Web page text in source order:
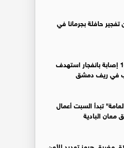
تفجير حافلة بجرمانا في
قتيلان و 13 إصابة بانفجار استهدف
في ريف دمشق
تبدأ السبت أعمال
معان البادية